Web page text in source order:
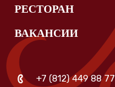
РЕСТОРАН
ВАКАНСИИ
+7 (812) 449 88 77